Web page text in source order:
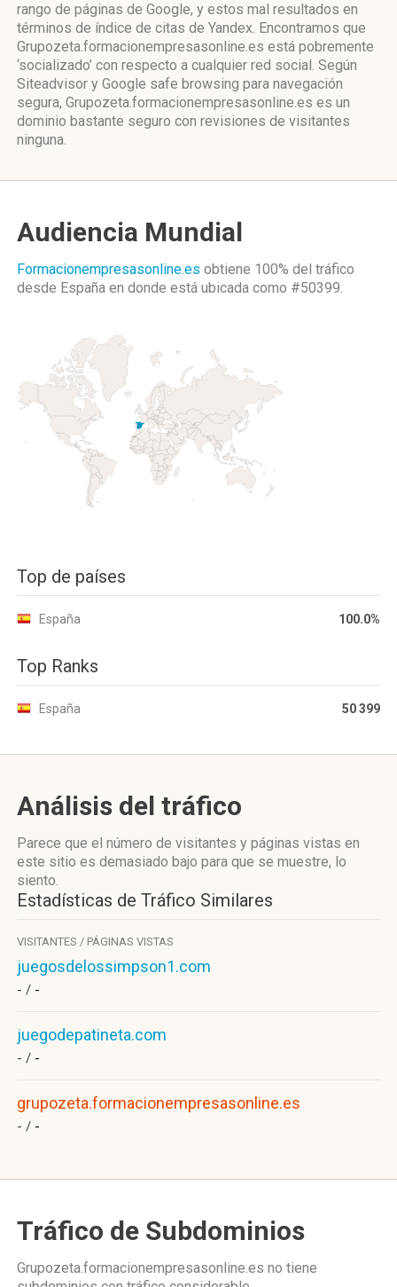
rango de páginas de Google, y estos mal resultados en
términos de índice de citas de Yandex. Encontramos que
Grupozeta.formacionempresasonline.es está pobremente
‘socializado’ con respecto a cualquier red social. Según
Siteadvisor y Google safe browsing para navegación
segura, Grupozeta.formacionempresasonline.es es un
dominio bastante seguro con revisiones de visitantes
ninguna.
Audiencia Mundial
Formacionempresasonline.es obtiene 100% del tráfico
desde España en donde está ubicada como #50399.
Top de países
España 100.0%
Top Ranks
España 50 399
Análisis del tráfico
Parece que el número de visitantes y páginas vistas en
este sitio es demasiado bajo para que se muestre, lo
siento.
Estadísticas de Tráfico Similares
VISITANTES / PÁGINAS VISTAS
juegosdelossimpson1.com
- / -
juegodepatineta.com
- / -
grupozeta.formacionempresasonline.es
- / -
Tráfico de Subdominios
Grupozeta.formacionempresasonline.es no tiene